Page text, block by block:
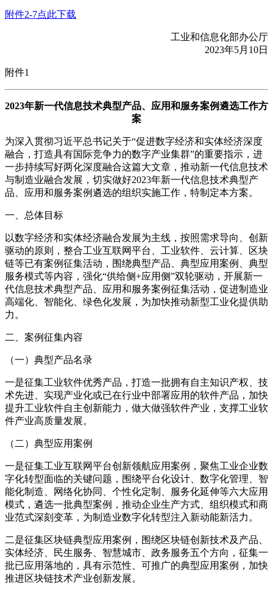
附件2-7点此下载
工业和信息化部办公厅
2023年5月10日
附件1
2023年新一代信息技术典型产品、应用和服务案例遴选工作方
案
为深入贯彻习近平总书记关于“促进数字经济和实体经济深度
融合，打造具有国际竞争力的数字产业集群”的重要指示，进
一步持续写好两化深度融合这篇大文章，推动新一代信息技术
与制造业融合发展，切实做好2023年新一代信息技术典型产
品、应用和服务案例遴选的组织实施工作，特制定本方案。
一、总体目标
以数字经济和实体经济融合发展为主线，按照需求导向、创新
驱动的原则，整合工业互联网平台、工业软件、云计算、区块
链等已有案例征集活动，围绕典型产品、典型应用案例、典型
服务模式等内容，强化“供给侧+应用侧”双轮驱动，开展新一
代信息技术典型产品、应用和服务案例征集活动，促进制造业
高端化、智能化、绿色化发展，为加快推动新型工业化提供助
力。
二、案例征集内容
（一）典型产品名录
一是征集工业软件优秀产品，打造一批拥有自主知识产权、技
术先进、实现产业化或已在行业中部署应用的软件产品，加快
提升工业软件自主创新能力，做大做强软件产业，支撑工业软
件产业高质量发展。
（二）典型应用案例
一是征集工业互联网平台创新领航应用案例，聚焦工业企业数
字化转型面临的关键问题，围绕平台化设计、数字化管理、智
能化制造、网络化协同、个性化定制、服务化延伸等六大应用
模式，遴选一批典型案例，推动企业生产方式、组织模式和商
业范式深刻变革，为制造业数字化转型注入新动能新活力。
二是征集区块链典型应用案例，围绕区块链创新技术及产品、
实体经济、民生服务、智慧城市、政务服务五个方向，征集一
批已应用落地的，具有示范性、可推广的典型应用案例，加快
推进区块链技术产业创新发展。